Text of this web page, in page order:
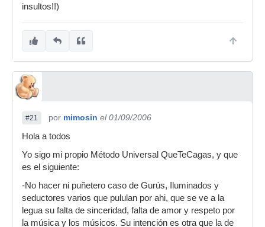
insultos!!)
#21 por mimosin el 01/09/2006
Hola a todos
Yo sigo mi propio Método Universal QueTeCagas, y que
es el siguiente:
-No hacer ni puñetero caso de Gurús, Iluminados y
seductores varios que pululan por ahi, que se ve a la
legua su falta de sinceridad, falta de amor y respeto por
la música y los músicos. Su intención es otra que la de